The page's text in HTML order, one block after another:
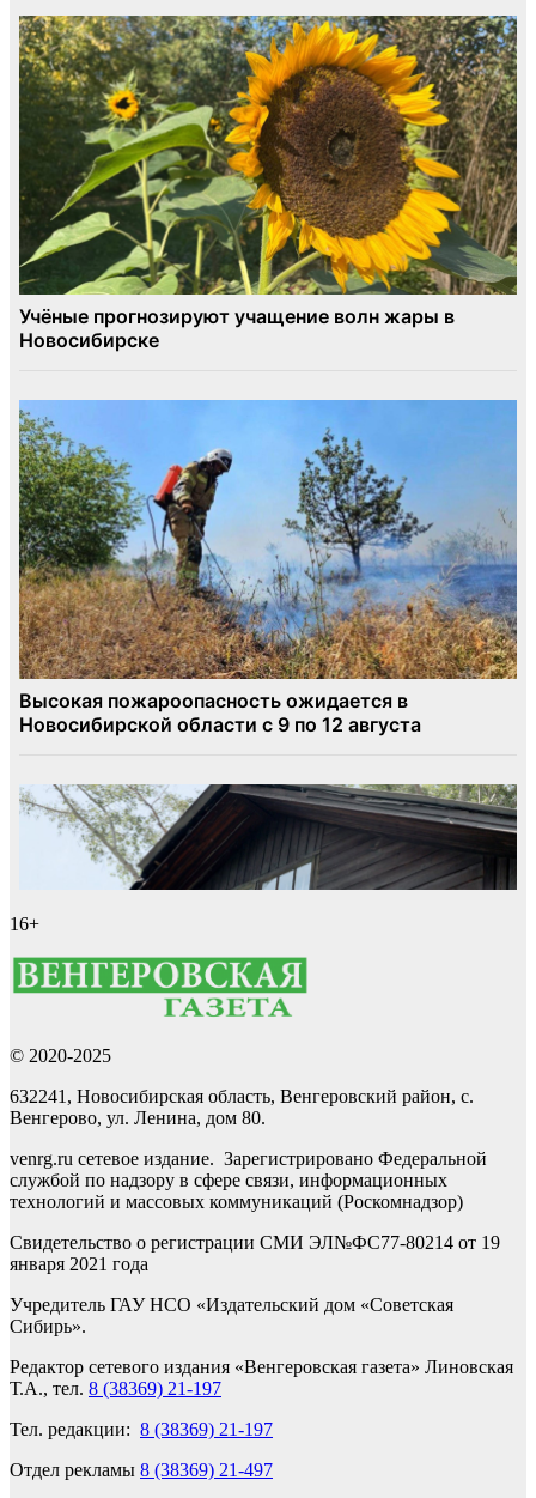
16+
© 2020-2025
632241, Новосибирская область, Венгеровский район, с.
Венгерово, ул. Ленина, дом 80.
venrg.ru сетевое издание. Зарегистрировано Федеральной
службой по надзору в сфере связи, информационных
технологий и массовых коммуникаций (Роскомнадзор)
Свидетельство о регистрации СМИ ЭЛ№ФС77-80214 от 19
января 2021 года
Учредитель ГАУ НСО «Издательский дом «Советская
Сибирь».
Редактор сетевого издания «Венгеровская газета» Линовская
Т.А., тел. 8 (38369) 21-197
Тел. редакции: 8 (38369) 21-197
Отдел рекламы 8 (38369) 21-497